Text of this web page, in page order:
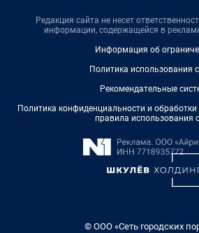
Редакция сайта не несет
информации, содержащейся в
Информация об
Политика использования
Рекомендательные
Политика конфиденциальности и
правила использования
© ООО «Сеть городских